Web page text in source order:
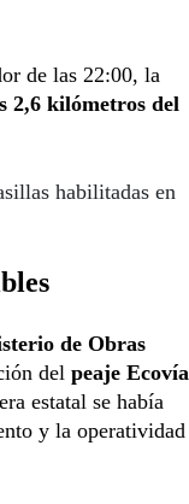
de las 22:00, la
2,6 kilómetros del
habilitadas en
de Obras
del peaje Ecovía
estatal se había
y la operatividad